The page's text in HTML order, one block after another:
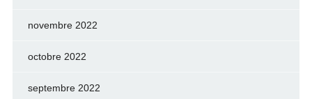
novembre 2022
octobre 2022
septembre 2022